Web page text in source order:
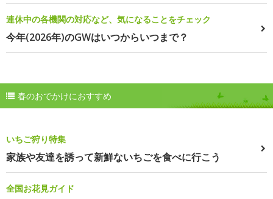
連休中の各機関の対応など、気になることをチェック
今年(2026年)のGWはいつからいつまで？
春のおでかけにおすすめ
いちご狩り特集
家族や友達を誘って新鮮ないちごを食べに行こう
全国お花見ガイド